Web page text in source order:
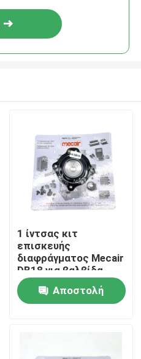
1 ίντσας κιτ
επισκευής
διαφράγματος Mecair
DB18 για βαλβίδα
παλμού Mecair
VNP208 VNP308
VEM208 VEM308
Αποστολή